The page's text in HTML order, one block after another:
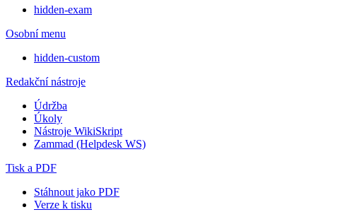
hidden-exam
Osobní menu
hidden-custom
Redakční nástroje
Údržba
Úkoly
Nástroje WikiSkript
Zammad (Helpdesk WS)
Tisk a PDF
Stáhnout jako PDF
Verze k tisku